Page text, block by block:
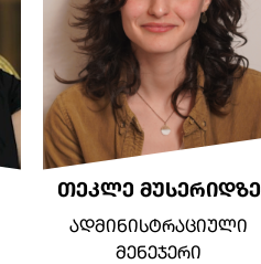
ᲗᲔᲙᲚᲔ ᲛᲣᲡᲔᲠᲘᲓᲖᲔ
ᲐᲓᲛᲘᲜᲘᲡᲢᲠᲐᲪᲘᲣᲚᲘ
ᲛᲔᲜᲔᲯᲔᲠᲘ